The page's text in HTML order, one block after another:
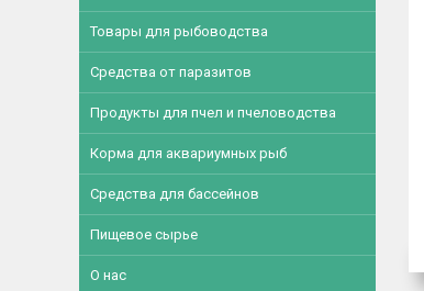
Товары для рыбоводства
Средства от паразитов
Продукты для пчел и пчеловодства
Корма для аквариумных рыб
Средства для бассейнов
Пищевое сырье
О нас